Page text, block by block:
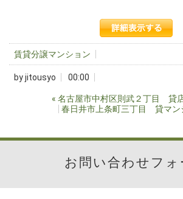
賃貸分譲マンション
byjitousyo 00:00
« 名古屋市中村区則武２丁目 貸
春日井市上条町三丁目 貸マン
お問い合わせフォ